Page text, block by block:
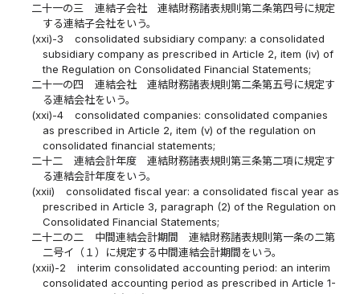
二十一の三
連結子会社 連結財務諸表規則第二条第四号に規定
する連結子会社をいう。
(xxi)-3
consolidated subsidiary company: a consolidated
subsidiary company as prescribed in Article 2, item (iv) of
the Regulation on Consolidated Financial Statements;
二十一の四
連結会社 連結財務諸表規則第二条第五号に規定す
る連結会社をいう。
(xxi)-4
consolidated companies: consolidated companies
as prescribed in Article 2, item (v) of the regulation on
consolidated financial statements;
二十二
連結会計年度 連結財務諸表規則第三条第二項に規定す
る連結会計年度をいう。
(xxii)
consolidated fiscal year: a consolidated fiscal year as
prescribed in Article 3, paragraph (2) of the Regulation on
Consolidated Financial Statements;
二十二の二
中間連結会計期間 連結財務諸表規則第一条の二第
二号イ（１）に規定する中間連結会計期間をいう。
(xxii)-2
interim consolidated accounting period: an interim
consolidated accounting period as prescribed in Article 1-